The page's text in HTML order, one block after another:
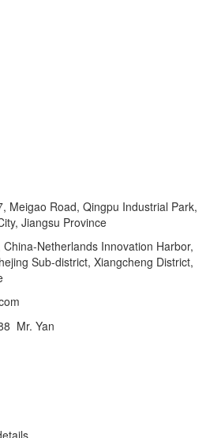
Meigao Road, Qingpu Industrial Park,
Jiangsu Province
Netherlands Innovation Harbor,
Sub-district, Xiangcheng District,
Mr. Yan